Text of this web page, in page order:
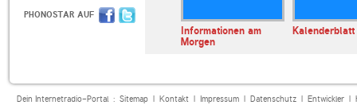
PHONOSTAR AUF
Informationen am
Morgen
Kalenderblatt
Dein Internetradio-Portal : Sitemap| Kontakt| Impressum| Datenschutz| Entwickler|